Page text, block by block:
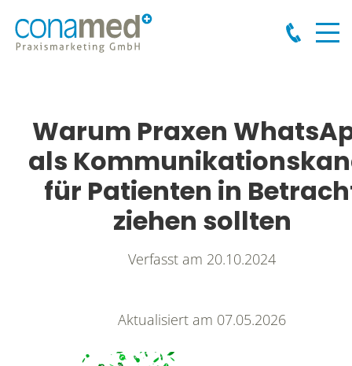
Warum Praxen
als
für Patienten in
ziehen sollten
Verfasst am 20.10.2024
Aktualisiert am 07.05.2026